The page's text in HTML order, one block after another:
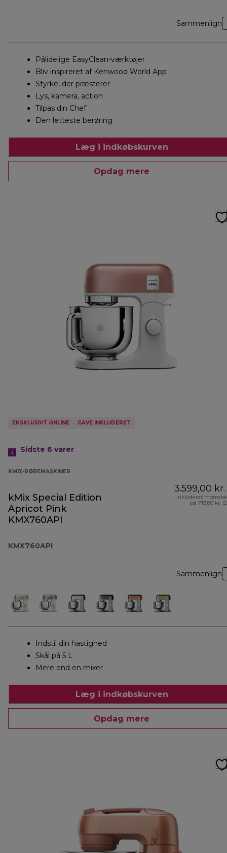
Sammenlign
Pålidelige EasyClean-værktøjer
Bliv inspireret af Kenwood World App
Styrke, der præsterer
Lys, kamera, action
Tilpas din Chef
Den letteste berøring
Læg i indkøbskurven
Opdag mere
EKSKLUSIVT ONLINE GAVE INKLUDERET
Sidste 6 varer
KMIX-RØREMASKINER
kMix Special Edition
Apricot Pink
KMX760API
KMX760API
3.599,00 kr.
Inkluderet
på 719,80 kr.
Sammenlign
Indstil din hastighed
Skål på 5 L
Mere end en mixer
Læg i indkøbskurven
Opdag mere